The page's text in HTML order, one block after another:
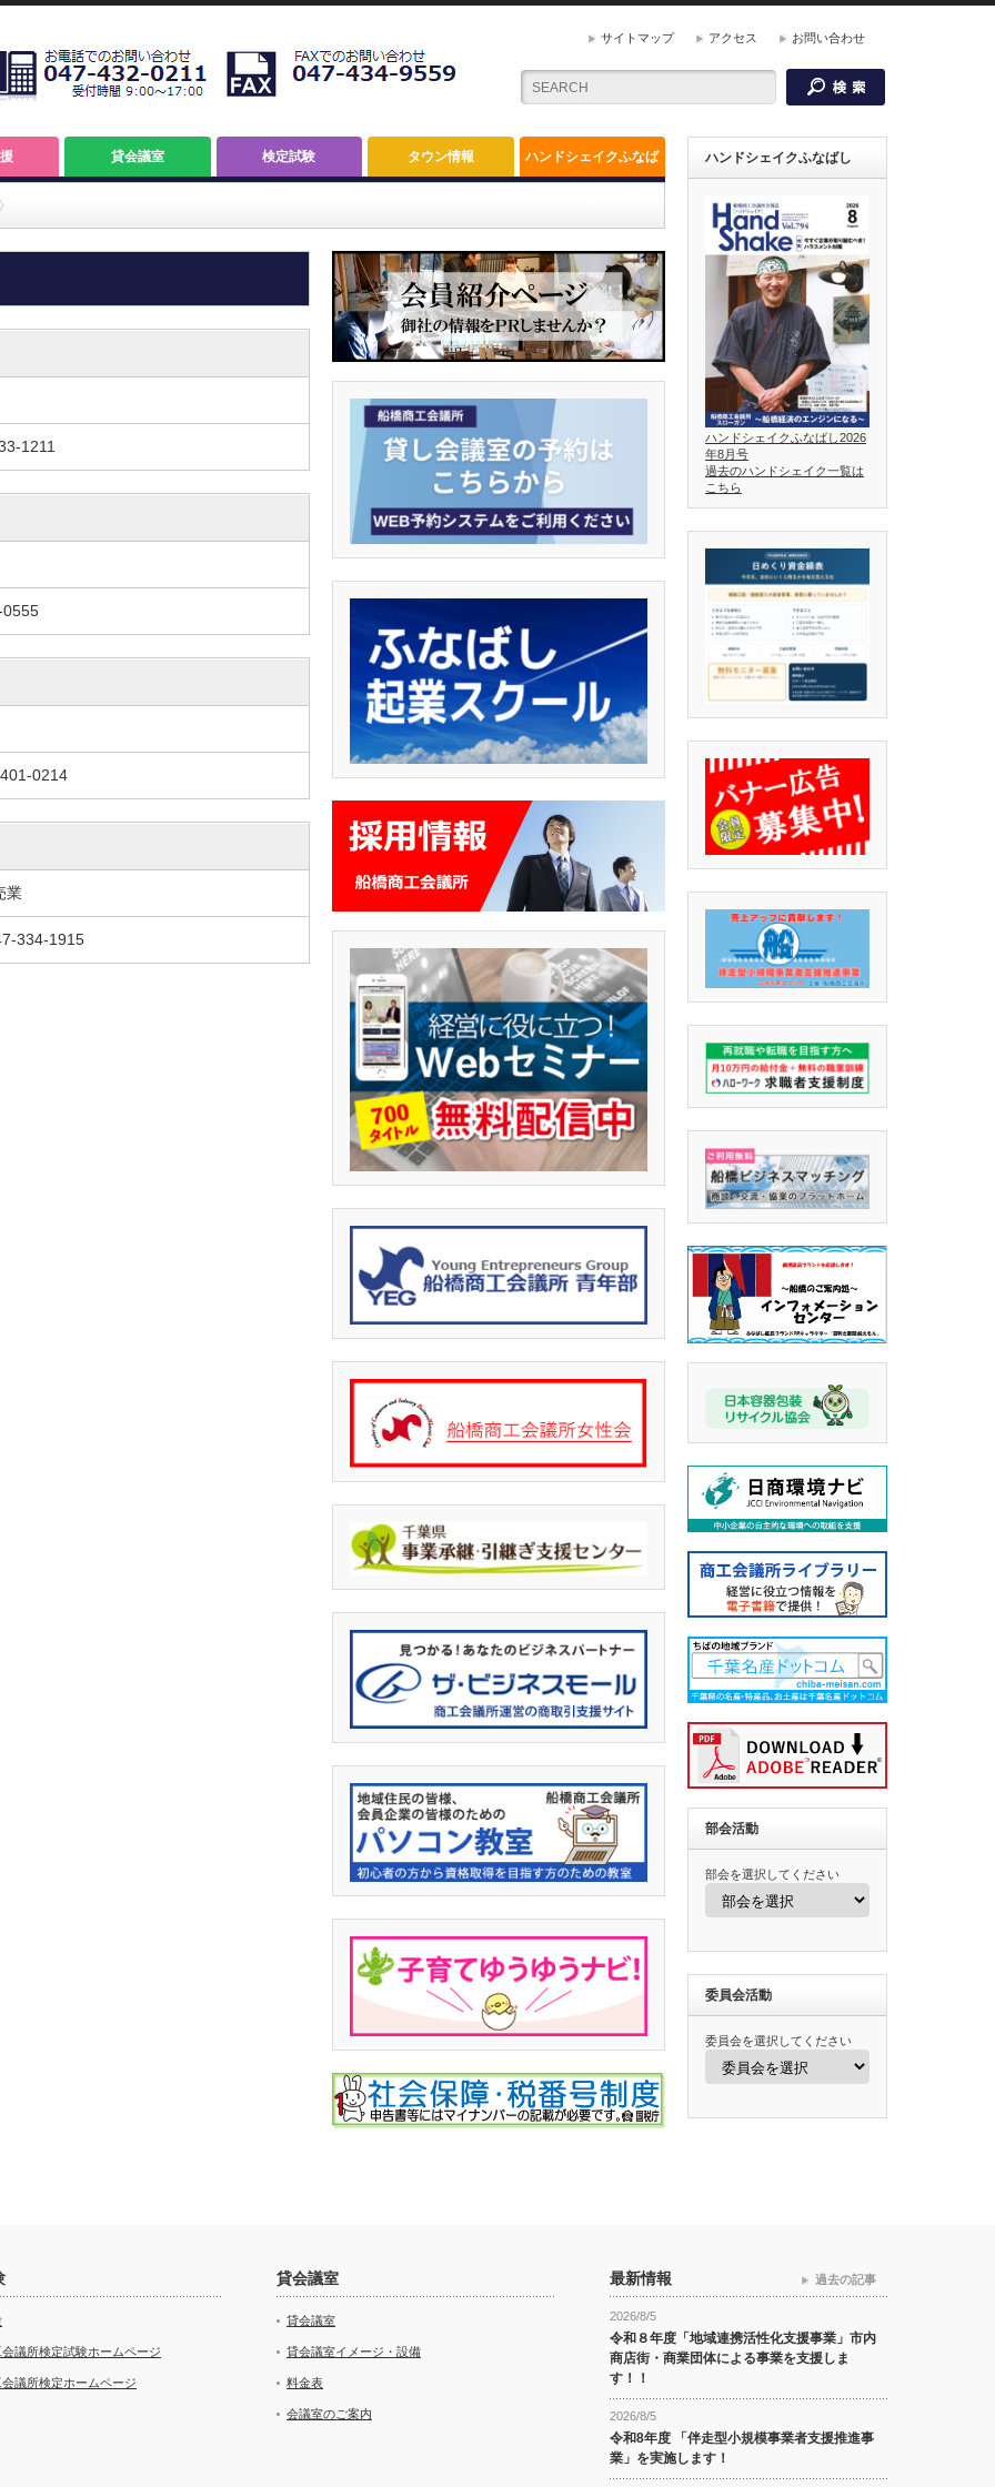
サイトマップ アクセス お問い合わせ
貸会議室 検定試験 タウン情報 ハンドシェイクふなば
1211
0555
0214
業
334-1915
ハンドシェイクふなばし
ハンドシェイクふなばし2026
年8月号
過去のハンドシェイク一覧は
こちら
部会活動
部会を選択してください
委員会活動
委員会を選択してください
議所検定試験ホームページ
会議所検定ホームページ
貸会議室
貸会議室
貸会議室イメージ・設備
料金表
会議室のご案内
最新情報
2026/8/5
令和８年度「地域連携活性化支援事業」市内
商店街・商業団体による事業を支援しま
す！！
2026/8/5
令和8年度 「伴走型小規模事業者支援推進事
業」を実施します！
過去の記事